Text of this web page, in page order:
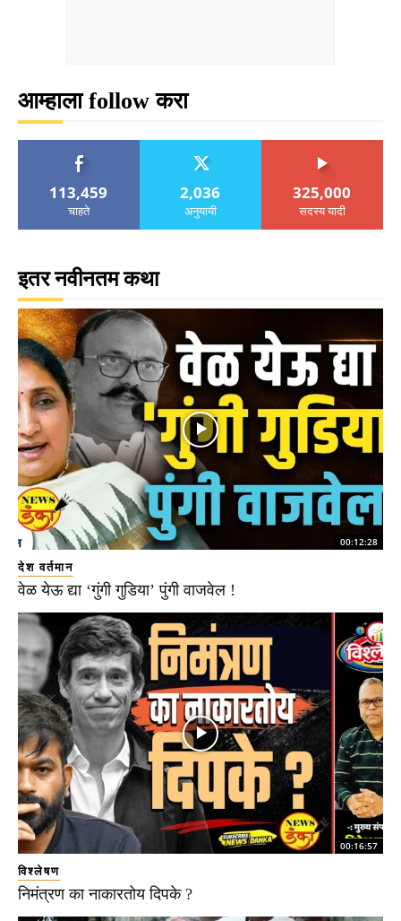
आम्हाला follow करा
113,459
चाहते
2,036
अनुयायी
325,000
सदस्य यादी
इतर नवीनतम कथा
00:12:28
देश वर्तमान
वेळ येऊ द्या ‘गुंगी गुडिया’ पुंगी वाजवेल !
00:16:57
विश्लेषण
निमंत्रण का नाकारतोय दिपके ?